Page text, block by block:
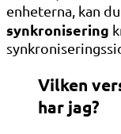
enheterna, kan
synkronisering
Vilken
har jag?